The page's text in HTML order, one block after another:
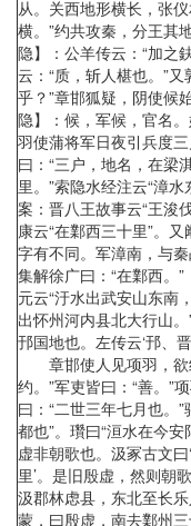
从。关西地形横长，张
横。”约共攻秦，分王其
隐】：公羊传云：“加之
云：“质，斩人椹也。”
乎？”章邯狐疑，阴使候
隐】：候，军候，官名
羽使蒲将军日夜引兵度
曰：“三户，地名，在梁
里。”索隐水经注云“漳水
案：晋八王故事云“王浚
康云“在鄴西三十里”。
字有不同。军漳南，与
集解徐广曰：“在鄴西。
元云“汙水出武安山东南
出怀州河内县北大行山
邘国地也。左传云‘邘、
章邯使人见项羽，欲
约。”军吏皆曰：“善。”
曰：“二世三年七月也。
都也”。瓚曰“洹水在今
虚非朝歌也。汲冢古文曰
里’。是旧殷虚，然则朝
汲郡林虑县，东北至长
蒙，曰殷虚，南去鄴州